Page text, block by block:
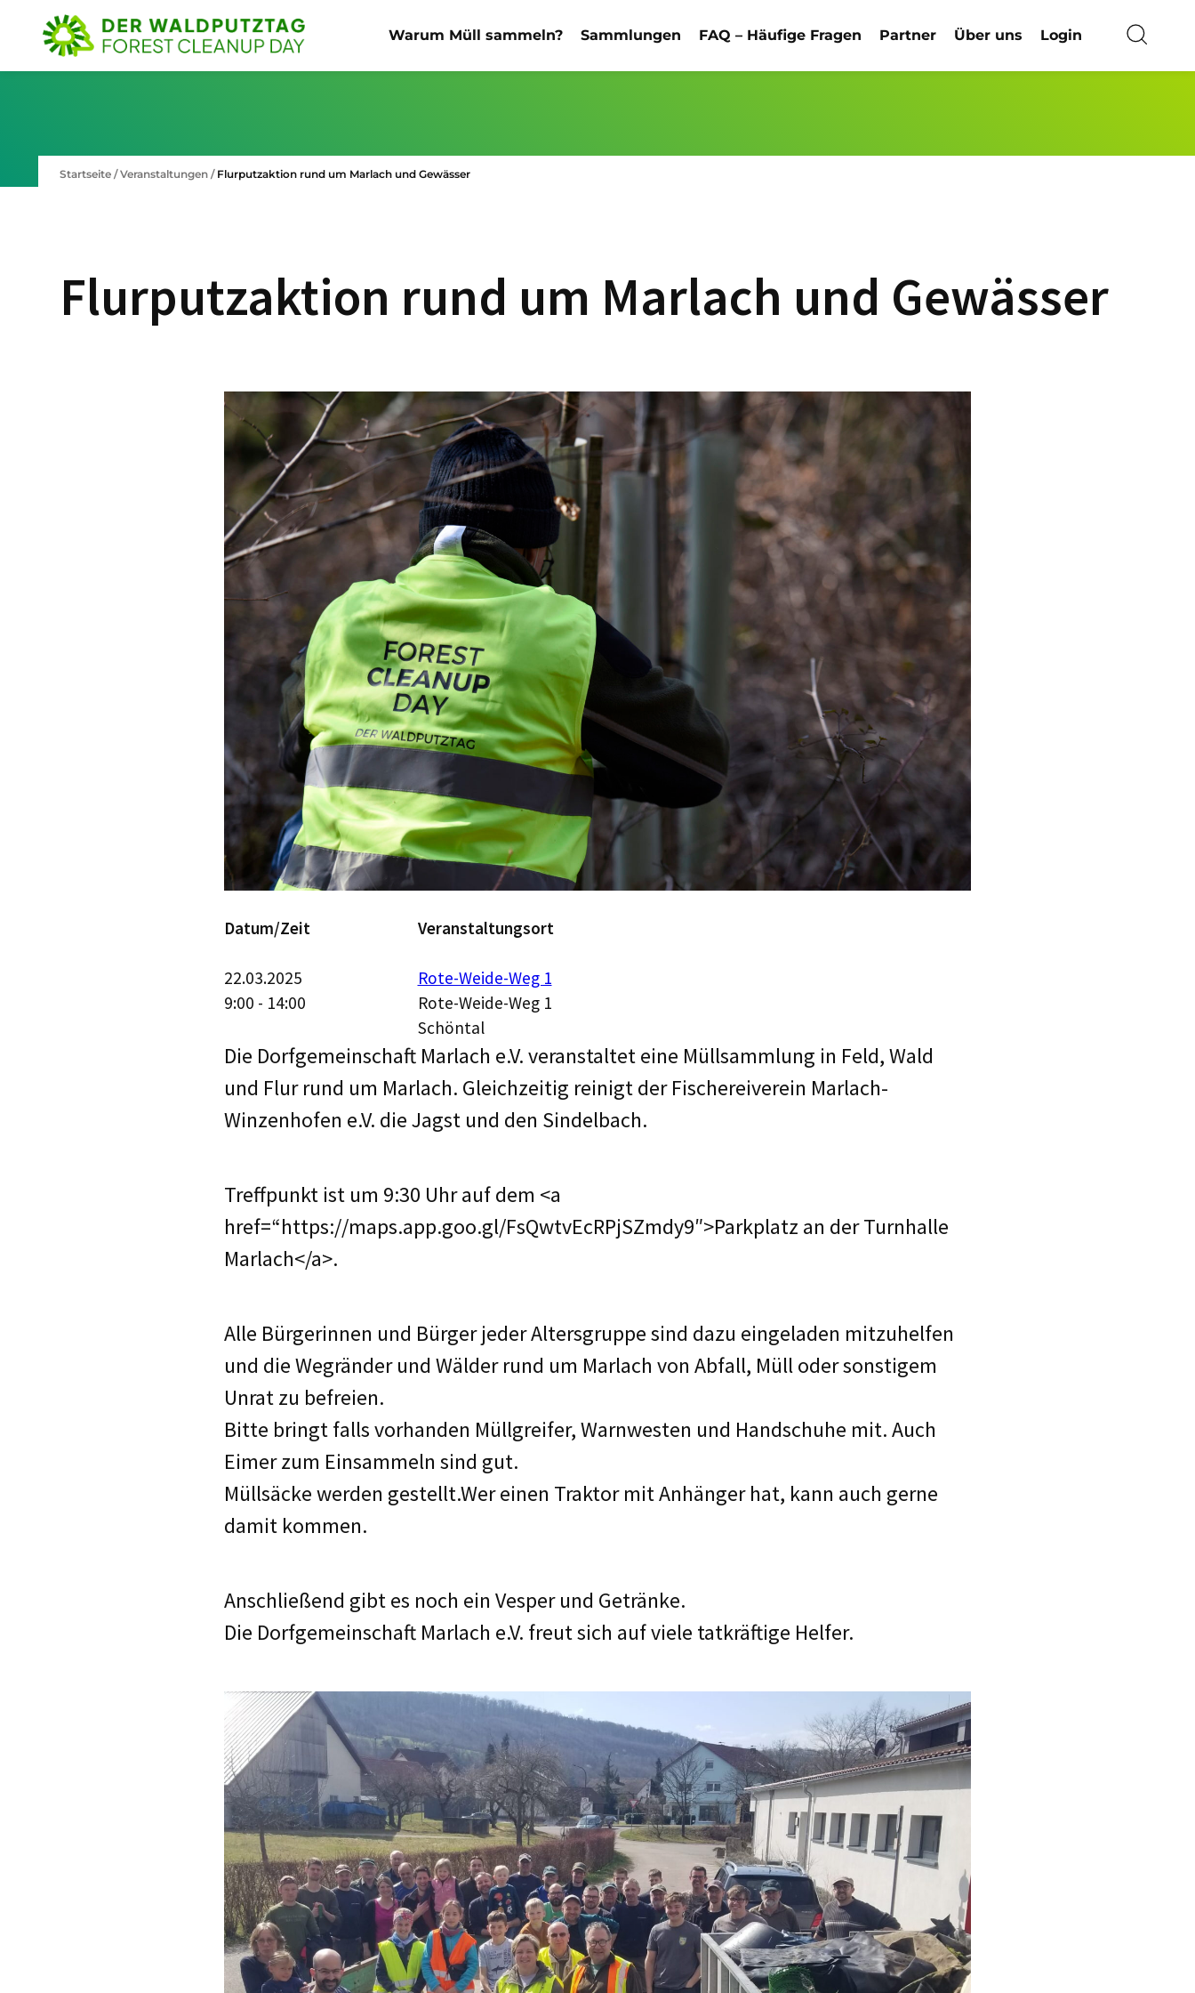
Warum Müll sammeln? Sammlungen FAQ – Häufige Fragen Partner Über uns Login
Startseite / Veranstaltungen / Flurputzaktion rund um Marlach und Gewässer
Flurputzaktion rund um Marlach und Gewässer
Datum/Zeit
22.03.2025
9:00 - 14:00
Veranstaltungsort
Rote-Weide-Weg 1
Rote-Weide-Weg 1
Schöntal
Die Dorfgemeinschaft Marlach e.V. veranstaltet eine Müllsammlung in Feld, Wald
und Flur rund um Marlach. Gleichzeitig reinigt der Fischereiverein Marlach-
Winzenhofen e.V. die Jagst und den Sindelbach.
Treffpunkt ist um 9:30 Uhr auf dem <a
href=“https://maps.app.goo.gl/FsQwtvEcRPjSZmdy9″>Parkplatz an der Turnhalle
Marlach</a>.
Alle Bürgerinnen und Bürger jeder Altersgruppe sind dazu eingeladen mitzuhelfen
und die Wegränder und Wälder rund um Marlach von Abfall, Müll oder sonstigem
Unrat zu befreien.
Bitte bringt falls vorhanden Müllgreifer, Warnwesten und Handschuhe mit. Auch
Eimer zum Einsammeln sind gut.
Müllsäcke werden gestellt.Wer einen Traktor mit Anhänger hat, kann auch gerne
damit kommen.
Anschließend gibt es noch ein Vesper und Getränke.
Die Dorfgemeinschaft Marlach e.V. freut sich auf viele tatkräftige Helfer.